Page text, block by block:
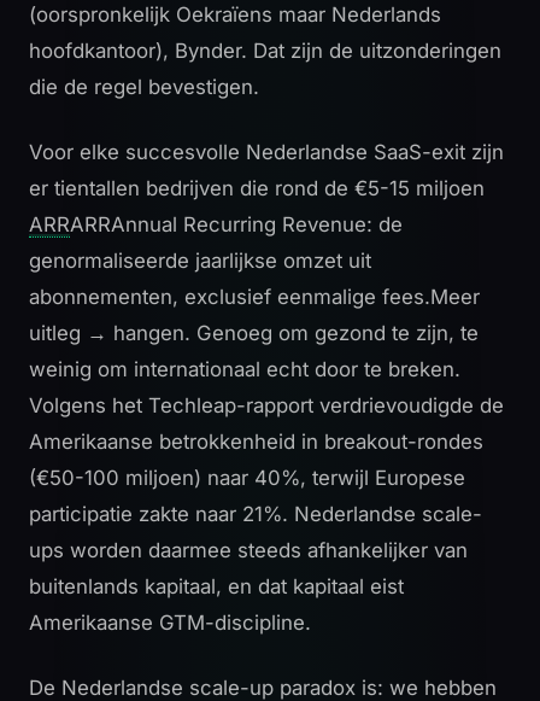
(oorspronkelijk Oekraïens maar Nederlands
hoofdkantoor), Bynder. Dat zijn de uitzonderingen
die de regel bevestigen.
Voor elke succesvolle Nederlandse SaaS-exit zijn
er tientallen bedrijven die rond de €5-15 miljoen
ARRARRAnnual Recurring Revenue: de
genormaliseerde jaarlijkse omzet uit
abonnementen, exclusief eenmalige fees.Meer
uitleg → hangen. Genoeg om gezond te zijn, te
weinig om internationaal echt door te breken.
Volgens het Techleap-rapport verdrievoudigde de
Amerikaanse betrokkenheid in breakout-rondes
(€50-100 miljoen) naar 40%, terwijl Europese
participatie zakte naar 21%. Nederlandse scale-
ups worden daarmee steeds afhankelijker van
buitenlands kapitaal, en dat kapitaal eist
Amerikaanse GTM-discipline.
De Nederlandse scale-up paradox is: we hebben